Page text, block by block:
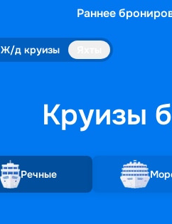
Раннее
Ж/д круизы
Круизы
Речные